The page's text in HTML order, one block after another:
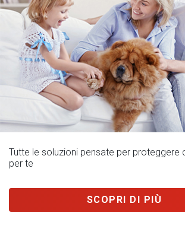
Tutte le soluzioni pensate per proteggere
per te
SCOPRI DI PIÙ